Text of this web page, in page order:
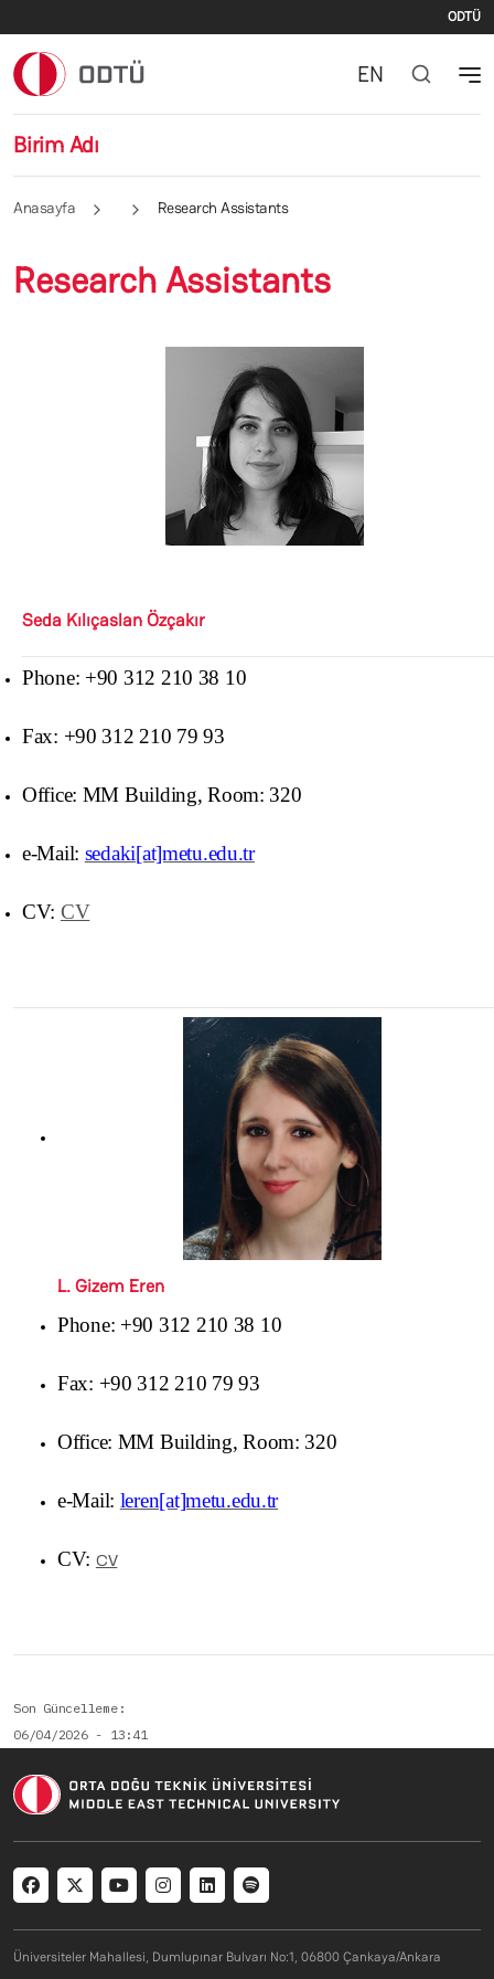
ODTÜ
Birim Adı
EN
Anasayfa Research Assistants
Research Assistants
Seda Kılıçaslan Özçakır
Phone: +90 312 210 38 10
Fax: +90 312 210 79 93
Office: MM Building, Room: 320
e-Mail: sedaki[at]metu.edu.tr
CV: CV
L. Gizem Eren
Phone: +90 312 210 38 10
Fax: +90 312 210 79 93
Office: MM Building, Room: 320
e-Mail: leren[at]metu.edu.tr
CV: CV
Son Güncelleme
06/04/2026 - 13:41
Social menu
Üniversiteler Mahallesi, Dumlupınar Bulvarı No:1, 06800 Çankaya/Ankara